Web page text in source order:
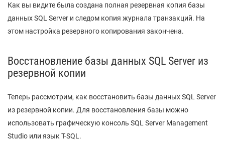
Как вы видите была создана полная резервная копия базы
данных SQL Server и следом копия журнала транзакций. На
этом настройка резервного копирования закончена.
Восстановление базы данных SQL Server из
резервной копии
Теперь рассмотрим, как восстановить базы данных SQL Server
из резервной копии. Для восстановления базы можно
использовать графическую консоль SQL Server Management
Studio или язык T-SQL.